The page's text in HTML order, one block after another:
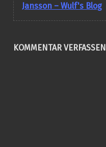
Jansson – Wulf's Blog
KOMMENTAR VERFASSEN